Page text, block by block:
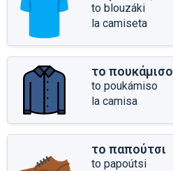
to blouzáki
la camiseta
το πουκάμισο
to poukámiso
la camisa
το παπούτσι
to papoútsi